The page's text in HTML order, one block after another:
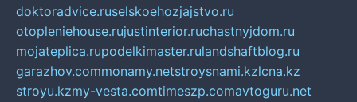
doktoradvice.ruselskoehozjajstvo.ru
otopleniehouse.rujustinterior.ruchastnyjdom.ru
mojateplica.rupodelkimaster.rulandshaftblog.ru
garazhov.commonamy.netstroysnami.kzlcna.kz
stroyu.kzmy-vesta.comtimeszp.comavtoguru.net